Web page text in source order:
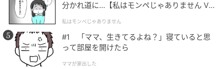
分かれ道に…【私はモンペじゃありません Vo
私はモンペじゃありません
#1 「ママ、生きてるよね？」寝ていると思
って部屋を開けたら
ママが家出した